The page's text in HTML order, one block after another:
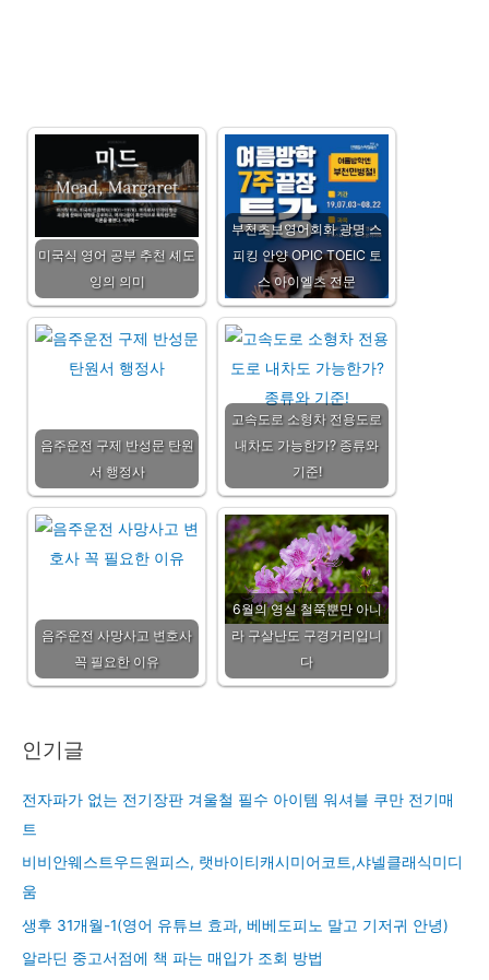
미국식 영어 공부 추천 셰도
잉의 의미
부천초보영어회화 광명 스
피킹 안양 OPIC TOEIC 토
스 아이엘츠 전문
음주운전 구제 반성문 탄원
서 행정사
고속도로 소형차 전용도로
내차도 가능한가? 종류와
기준!
음주운전 사망사고 변호사
꼭 필요한 이유
6월의 영실 철쭉뿐만 아니
라 구살난도 구경거리입니
다
인기글
전자파가 없는 전기장판 겨울철 필수 아이템 워셔블 쿠만 전기매
트
비비안웨스트우드원피스, 랫바이티캐시미어코트,샤넬클래식미디
움
생후 31개월-1(영어 유튜브 효과, 베베도피노 말고 기저귀 안녕)
알라딘 중고서점에 책 파는 매입가 조회 방법